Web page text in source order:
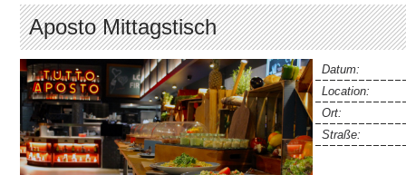
Aposto Mittagstisch
Datum:
Location:
Ort:
Straße: